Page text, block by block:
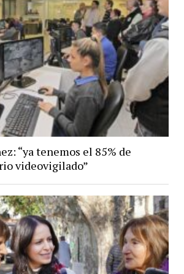
“ya tenemos el 85% de
videovigilado”